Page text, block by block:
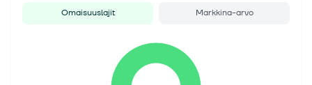
Omaisuuslajit Markkina-arvo